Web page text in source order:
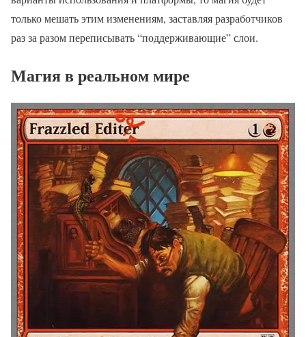
только мешать этим изменениям, заставляя разработчиков
раз за разом переписывать “поддерживающие” слои.
Магия в реальном мире